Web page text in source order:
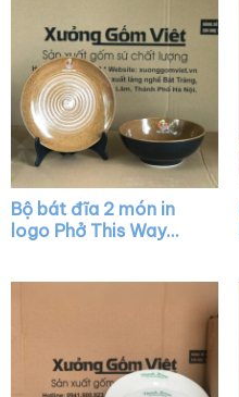
Bộ bát đĩa 2 món in
logo Phở This Way